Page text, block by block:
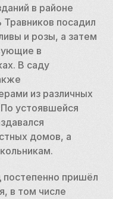
в районе
посадил
и розы, а затем
в
В саду
из различных
устоявшейся
домов, а
постепенно пришёл
в том числе